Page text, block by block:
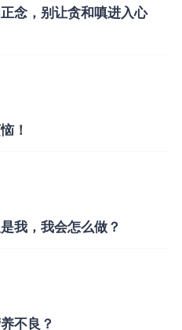
念，别让贪和嗔进入心
！
我，我会怎么做？
不良？